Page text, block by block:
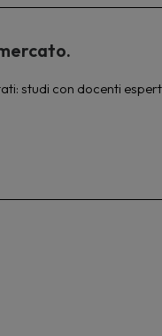
studi con docenti